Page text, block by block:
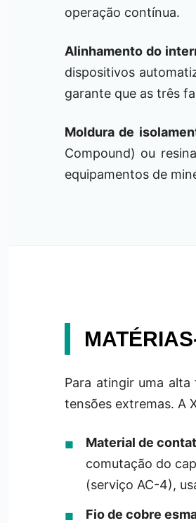
operação contínua.
Alinhamento do
dispositivos
garante que as três
Moldura de
Compound) ou
equipamentos de
Para atingir uma
tensões extremas. A
Material de
comutação do
(serviço AC-4),
Fio de cobre